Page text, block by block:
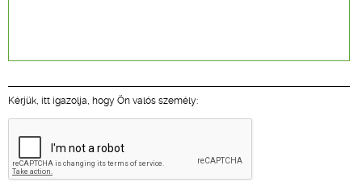
Kérjük, itt igazolja, hogy Ön valós személy: